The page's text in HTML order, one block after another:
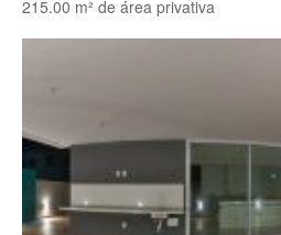
215.00 m² de área privativa